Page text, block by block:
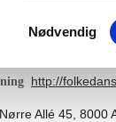
Nødvendig
3,
shop/
http://
Nørre Allé 45, 8000